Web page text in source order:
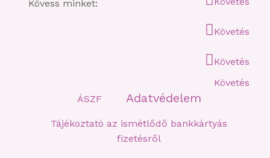
Kövess minket:
Követés
Követés
Követés
ÁSZF
Adatvédelem
Tájékoztató az ismétlődő bankkártyás
fizetésről